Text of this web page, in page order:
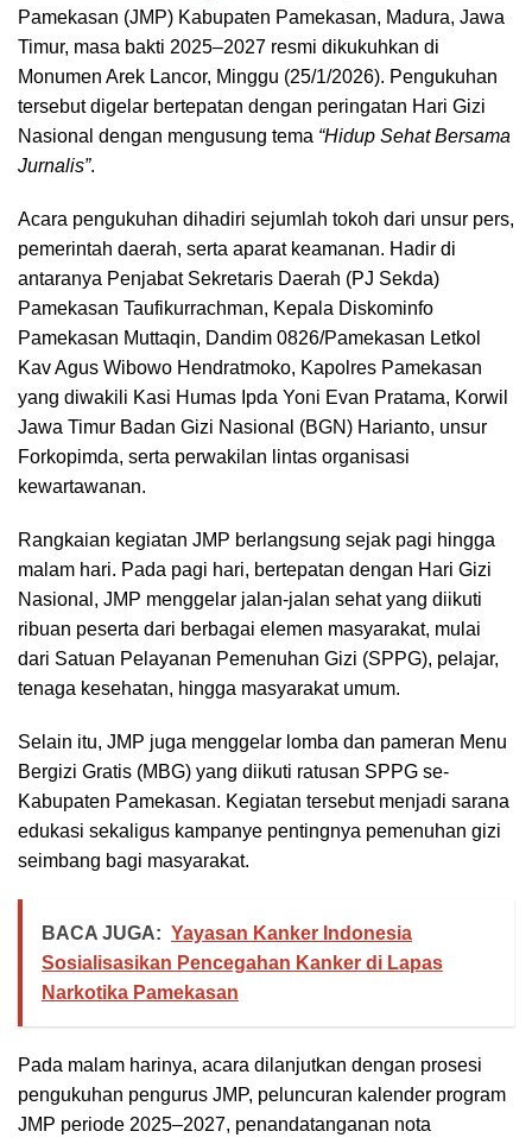
Pamekasan (JMP) Kabupaten Pamekasan, Madura, Jawa
Timur, masa bakti 2025–2027 resmi dikukuhkan di
Monumen Arek Lancor, Minggu (25/1/2026). Pengukuhan
tersebut digelar bertepatan dengan peringatan Hari Gizi
Nasional dengan mengusung tema “Hidup Sehat Bersama
Jurnalis”.
Acara pengukuhan dihadiri sejumlah tokoh dari unsur pers,
pemerintah daerah, serta aparat keamanan. Hadir di
antaranya Penjabat Sekretaris Daerah (PJ Sekda)
Pamekasan Taufikurrachman, Kepala Diskominfo
Pamekasan Muttaqin, Dandim 0826/Pamekasan Letkol
Kav Agus Wibowo Hendratmoko, Kapolres Pamekasan
yang diwakili Kasi Humas Ipda Yoni Evan Pratama, Korwil
Jawa Timur Badan Gizi Nasional (BGN) Harianto, unsur
Forkopimda, serta perwakilan lintas organisasi
kewartawanan.
Rangkaian kegiatan JMP berlangsung sejak pagi hingga
malam hari. Pada pagi hari, bertepatan dengan Hari Gizi
Nasional, JMP menggelar jalan-jalan sehat yang diikuti
ribuan peserta dari berbagai elemen masyarakat, mulai
dari Satuan Pelayanan Pemenuhan Gizi (SPPG), pelajar,
tenaga kesehatan, hingga masyarakat umum.
Selain itu, JMP juga menggelar lomba dan pameran Menu
Bergizi Gratis (MBG) yang diikuti ratusan SPPG se-
Kabupaten Pamekasan. Kegiatan tersebut menjadi sarana
edukasi sekaligus kampanye pentingnya pemenuhan gizi
seimbang bagi masyarakat.
BACA JUGA: Yayasan Kanker Indonesia
Sosialisasikan Pencegahan Kanker di Lapas
Narkotika Pamekasan
Pada malam harinya, acara dilanjutkan dengan prosesi
pengukuhan pengurus JMP, peluncuran kalender program
JMP periode 2025–2027, penandatanganan nota